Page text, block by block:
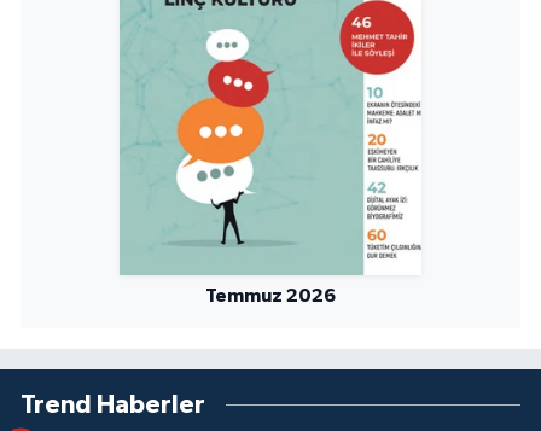
Temmuz 2026
Trend Haberler